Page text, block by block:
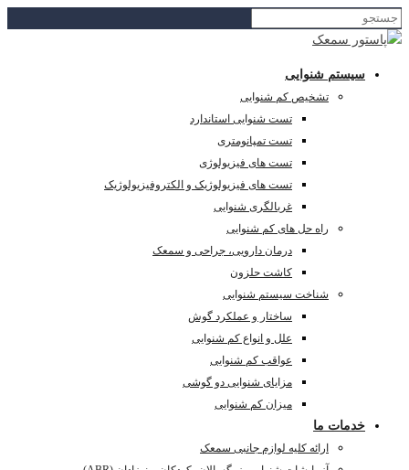
سیستم شنوایی
تشخیص کم شنوایی
تست شنوایی استاندارد
تست تمپانومتری
تست های فیزیولوژی
تست های فیزیولوژیک و الکتروفیزیولوژیک
غربالگری شنوایی
راه حل های کم شنوایی
درمان دارویی، جراحی و سمعک
کاشت حلزون
شناخت سیستم شنوایی
ساختار و عملکرد گوش
علل و انواع کم شنوایی
عواقب کم شنوایی
مزایای شنوایی دو گوشی
میزان کم شنوایی
خدمات ما
ارائه کلیه لوازم جانبی سمعک